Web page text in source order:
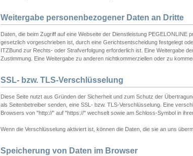
Weitergabe personenbezogener Daten an Dritte
Daten, die beim Zugriff auf eine Webseite der Dienstleistung
gesetzlich vorgeschrieben ist, durch eine Gerichtsentscheidung festgelegt
ITZBund zur Rechts- oder Strafverfolgung erforderlich ist. Eine Weitergabe
Zustimmung. Eine Weitergabe zu anderen nichtkommerziellen oder zu
SSL- bzw. TLS-Verschlüsselung
Diese Seite nutzt aus Gründen der Sicherheit und zum Schutz der
als Seitenbetreiber senden, eine SSL- bzw. TLS-Verschlüsselung. Eine
Browsers von "http://" auf "https://" wechselt sowie am Schloss-Symbol in
Wenn die Verschlüsselung aktiviert ist, können die Daten, die sie an uns
Speicherung von Daten im Browser